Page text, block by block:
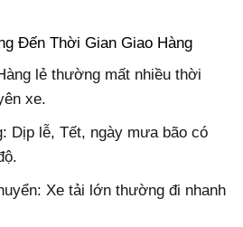
Đến Thời Gian Giao Hàng
lẻ thường mất nhiều thời
xe.
Dịp lễ, Tết, ngày mưa bão có
Xe tải lớn thường đi nhanh